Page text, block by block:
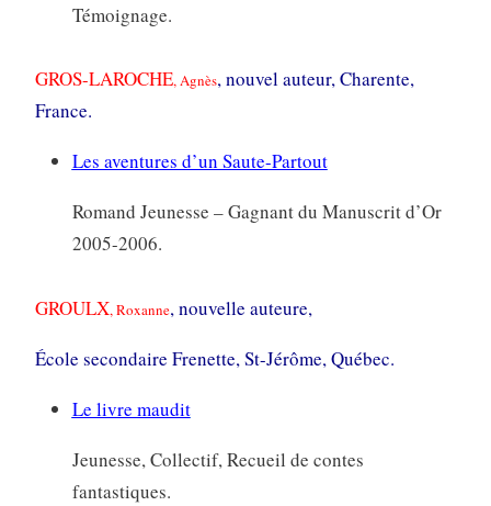
Témoignage.
GROS-LAROCHE, Agnès, nouvel auteur, Charente,
France.
Les aventures d’un Saute-Partout
Romand Jeunesse – Gagnant du Manuscrit d’Or
2005-2006.
GROULX, Roxanne, nouvelle auteure,
École secondaire Frenette, St-Jérôme, Québec.
Le livre maudit
Jeunesse, Collectif, Recueil de contes
fantastiques.